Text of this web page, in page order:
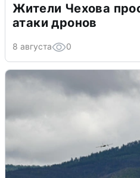
Жители Чехова
атаки дронов
8 августа 0